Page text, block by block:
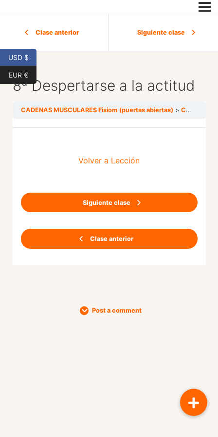
Clase anterior Siguiente clase
8ª Despertarse a la actitud
CADENAS MUSCULARES Fisiom (puertas abiertas) CADENA DE APERTURA
Clase anterior
Volver a Lección
Siguiente clase
Post a comment
USD $
EUR €